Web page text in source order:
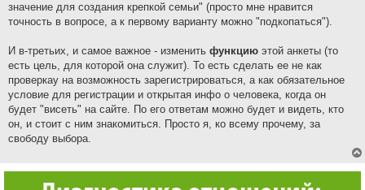
значение для создания крепкой семьи" (просто мне нравится
точность в вопросе, а к первому варианту можно "подкопаться").
И в-третьих, и самое важное - изменить функцию этой анкеты (то
есть цель, для которой она служит). То есть сделать ее не как
проверкау на возможность зарегистрироваться, а как обязательное
условие для регистрации и открытая инфо о человека, когда он
будет "висеть" на сайте. По его ответам можно будет и видеть, кто
он, и стоит с ним знакомиться. Просто я, ко всему прочему, за
свободу выбора.